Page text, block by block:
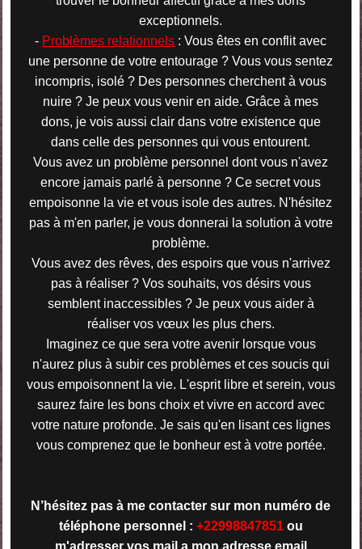
exceptionnels.
- Problèmes relationnels : Vous êtes en conflit avec
une personne de votre entourage ? Vous vous sentez
incompris, isolé ? Des personnes cherchent à vous
nuire ? Je peux vous venir en aide. Grâce à mes
dons, je vois aussi clair dans votre existence que
dans celle des personnes qui vous entourent.
Vous avez un problème personnel dont vous n'avez
encore jamais parlé à personne ? Ce secret vous
empoisonne la vie et vous isole des autres. N'hésitez
pas à m'en parler, je vous donnerai la solution à votre
problème.
Vous avez des rêves, des espoirs que vous n'arrivez
pas à réaliser ? Vos souhaits, vos désirs vous
semblent inaccessibles ? Je peux vous aider à
réaliser vos vœux les plus chers.
Imaginez ce que sera votre avenir lorsque vous
n'aurez plus à subir ces problèmes et ces soucis qui
vous empoisonnent la vie. L'esprit libre et serein, vous
saurez faire les bons choix et vivre en accord avec
votre nature profonde. Je sais qu'en lisant ces lignes
vous comprenez que le bonheur est à votre portée.
N’hésitez pas à me contacter sur mon numéro de
téléphone personnel : +22998847851ou